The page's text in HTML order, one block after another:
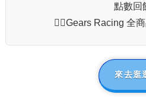
點數回
🏄‍♂️Gears Racing 全
來去逛